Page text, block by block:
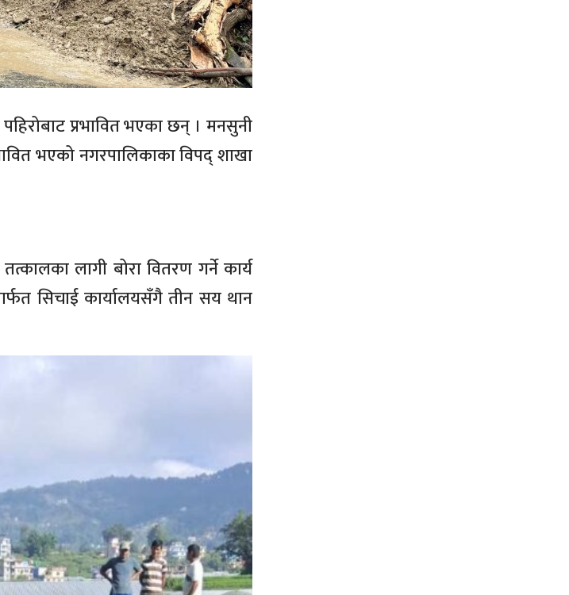
प्रभावित भएका छन् । मनसुनी
भएको नगरपालिकाका विपद् शाखा
लागी बोरा वितरण गर्ने कार्य
सिचाई कार्यालयसँगै तीन सय थान